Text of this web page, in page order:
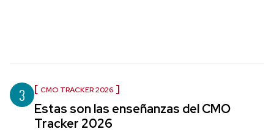
3 CMO TRACKER 2026
Estas son las enseñanzas del CMO
Tracker 2026